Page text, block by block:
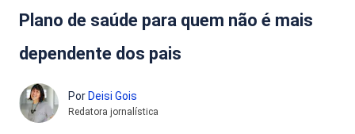
Plano de saúde para quem não é mais
dependente dos pais
PorDeisi Gois
Redatora jornalística